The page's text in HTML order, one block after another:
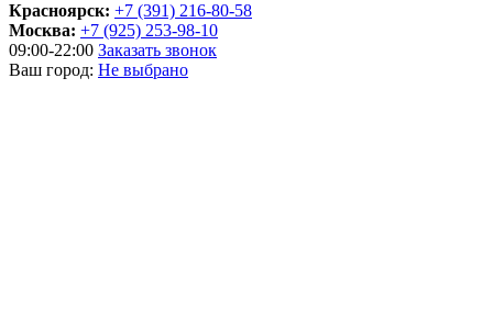
Красноярск: +7 (391) 216-80-58
Москва: +7 (925) 253-98-10
09:00-22:00 Заказать звонок
Ваш город: Не выбрано